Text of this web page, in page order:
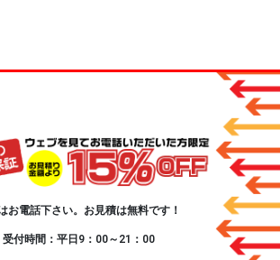
お電話下さい。お見積は無料です！
受付時間：平日9：00～21：00